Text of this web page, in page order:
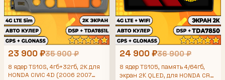
23 900 ₽35 900 ₽
8 ядер TS10S, 4гб+32гб, 2K для
HONDA CIVIC 4D (2006 2007
24 900 ₽36 900 ₽
8 ядер TS105, память 4/64гб,
экран 2К QLED, для HONDA CRV